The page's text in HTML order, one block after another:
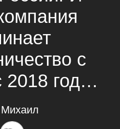
с
2018 года.
год мы
Михаил